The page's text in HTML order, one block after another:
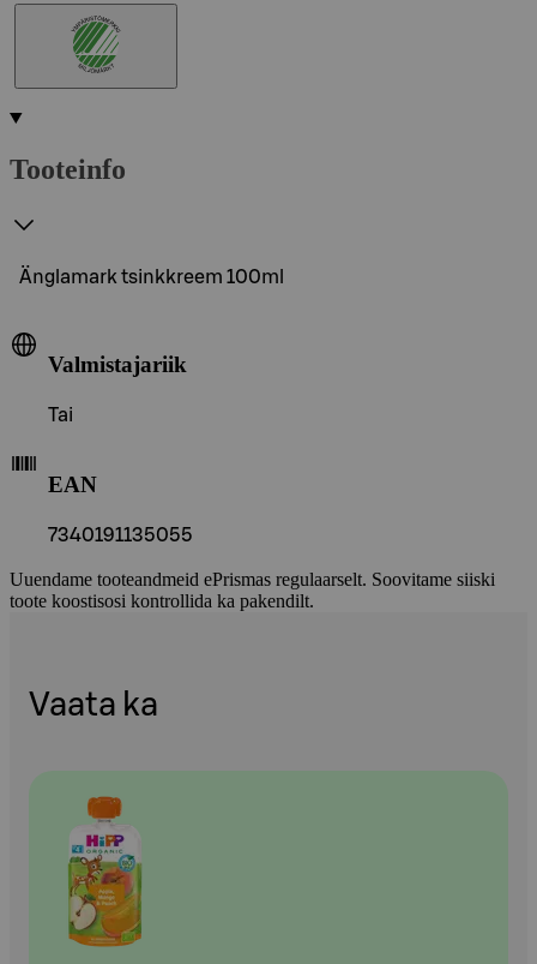
Tooteinfo
Änglamark tsinkkreem 100ml
Valmistajariik
Tai
EAN
7340191135055
Uuendame tooteandmeid ePrismas regulaarselt. Soovitame siiski
toote koostisosi kontrollida ka pakendilt.
Vaata ka